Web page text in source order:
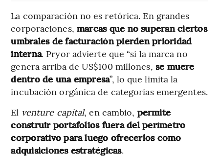
La comparación no es retórica. En grandes
corporaciones, marcas que no superan ciertos
umbrales de facturación pierden prioridad
interna. Pryor advierte que “si la marca no
genera arriba de US$100 millones, se muere
dentro de una empresa”, lo que limita la
incubación orgánica de categorías emergentes.
El venture capital, en cambio, permite
construir portafolios fuera del perímetro
corporativo para luego ofrecerlos como
adquisiciones estratégicas.